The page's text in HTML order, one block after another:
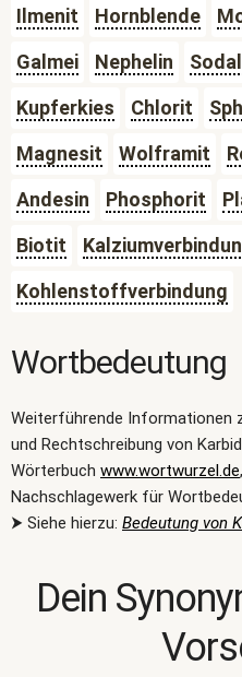
Ilmenit
Hornblende
Galmei
Nephelin
Kupferkies
Chlorit
Magnesit
Wolframit
Andesin
Phosphorit
Biotit
Kohlenstoffverbindung
Wortbedeutung
Weiterführende Informationen
und Rechtschreibung von
Wörterbuch www.wortwurzel.de
Nachschlagewerk für
⮞ Siehe hierzu: Bedeutung von
Dein